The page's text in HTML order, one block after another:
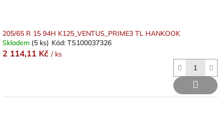
205/65 R 15 94H K125_VENTUS_PRIME3 TL HANKOOK
Skladem (5 ks) Kód: TS100037326
2 114,11 Kč / ks